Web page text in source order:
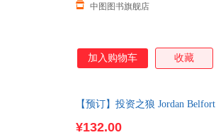
中图图书旗舰店
加入购物车 收藏
【预订】投资之狼 Jordan
¥132.00